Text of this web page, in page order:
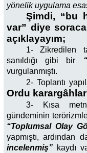
yönelik uygulama
Şimdi, “bu
var” diye
açıklayayım;
1- Zikredilen
sanıldığı gibi bir
vurgulanmıştı.
2- Toplantı
Ordu
3-
Kısa
gündeminin
“Toplumsal Olay
yapmıştı, ardından
incelenmiş” kaydı